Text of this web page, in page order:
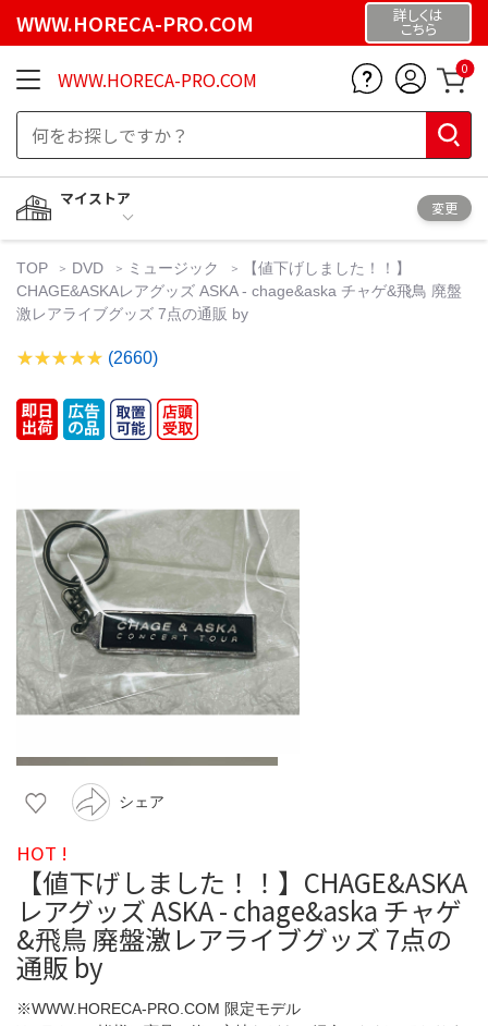
WWW.HORECA-PRO.COM 詳しくは
こちら
WWW.HORECA-PRO.COM 0
マイストア
変更
TOP DVD ミュージック
【値下げしました！！】
CHAGE&ASKAレアグッズ ASKA - chage&aska チャゲ&飛鳥 廃盤
激レアライブグッズ 7点の通販 by
(2660)
シェア
HOT !
【値下げしました！！】CHAGE&ASKA
レアグッズ ASKA - chage&aska チャゲ
&飛鳥 廃盤激レアライブグッズ 7点の
通販 by
※WWW.HORECA-PRO.COM 限定モデル